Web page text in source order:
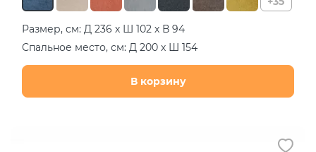
Размер, см: Д 236 х Ш 102 х В 94
Спальное место, см: Д 200 х Ш 154
В корзину